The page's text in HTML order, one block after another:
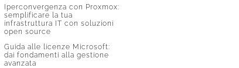
Iperconvergenza con Proxmox:
semplificare la tua
infrastruttura IT con soluzioni
open source
Guida alle licenze Microsoft:
dai fondamenti alla gestione
avanzata